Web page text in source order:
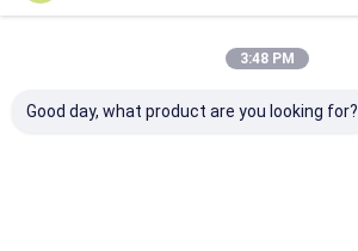
3:48 PM
Good day, what product are you looking for?